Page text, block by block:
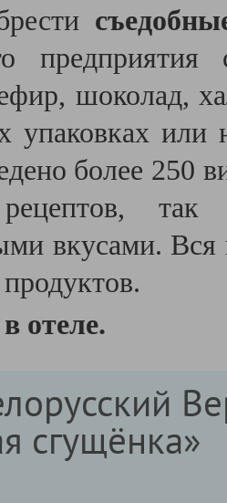
шоколад,
упаковках или
более 250
рецептов,
вкусами. Вся
отеле.
сгущёнка»